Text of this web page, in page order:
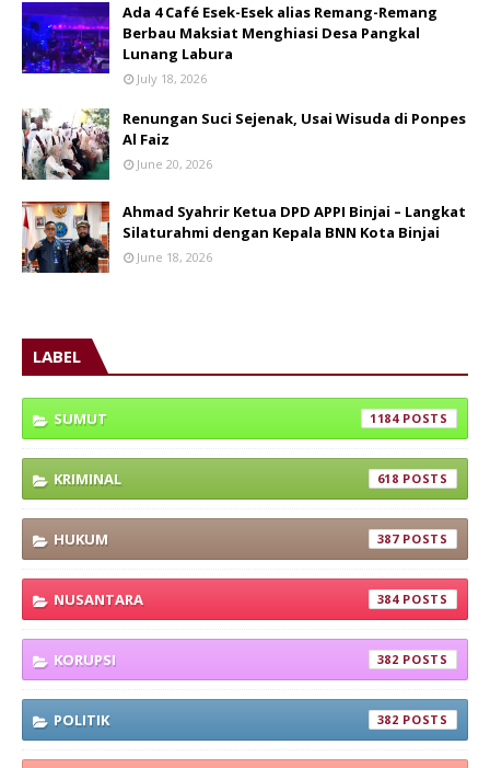
Ada 4 Café Esek-Esek alias Remang-Remang
Berbau Maksiat Menghiasi Desa Pangkal
Lunang Labura
July 18, 2026
Renungan Suci Sejenak, Usai Wisuda di Ponpes
Al Faiz
June 20, 2026
Ahmad Syahrir Ketua DPD APPI Binjai – Langkat
Silaturahmi dengan Kepala BNN Kota Binjai
June 18, 2026
LABEL
SUMUT 1184
KRIMINAL 618
HUKUM 387
NUSANTARA 384
KORUPSI 382
POLITIK 382